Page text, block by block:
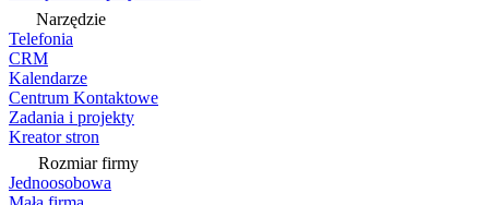
Narzędzie
Telefonia
CRM
Kalendarze
Centrum Kontaktowe
Zadania i projekty
Kreator stron
Rozmiar firmy
Jednoosobowa